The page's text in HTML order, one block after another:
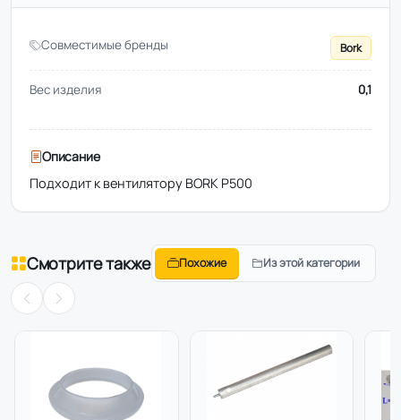
Совместимые бренды Bork
Вес изделия 0,1
Описание
Подходит к вентилятору BORK P500
Смотрите также Похожие Из этой категории